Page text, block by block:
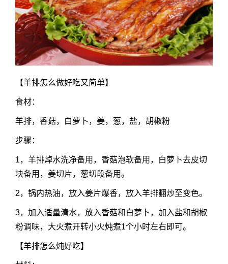
【羊排怎么做好吃又简单】
食材：
羊排，香菇，白萝卜，姜，葱，盐，胡椒粉
步骤：
1，羊排焯水洗净备用，香菇泡软备用，白萝卜去皮切
块备用，姜切片，葱切段备用。
2，锅内热油，放入姜片爆香，放入羊排翻炒至变色。
3，加入适量清水，放入香菇和白萝卜，加入盐和胡椒
粉调味，大火煮开转小火炖煮1个小时左右即可。
【羊排怎么炖好吃】